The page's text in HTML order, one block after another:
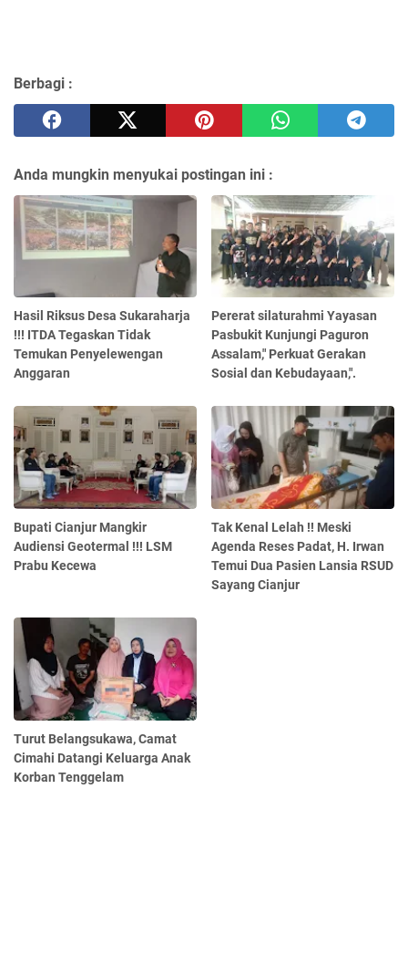
Berbagi :
Anda mungkin menyukai postingan ini :
Hasil Riksus Desa Sukaraharja
!!! ITDA Tegaskan Tidak
Temukan Penyelewengan
Anggaran
Pererat silaturahmi Yayasan
Pasbukit Kunjungi Paguron
Assalam," Perkuat Gerakan
Sosial dan Kebudayaan,".
Bupati Cianjur Mangkir
Audiensi Geotermal !!! LSM
Prabu Kecewa
Tak Kenal Lelah !! Meski
Agenda Reses Padat, H. Irwan
Temui Dua Pasien Lansia RSUD
Sayang Cianjur
Turut Belangsukawa, Camat
Cimahi Datangi Keluarga Anak
Korban Tenggelam